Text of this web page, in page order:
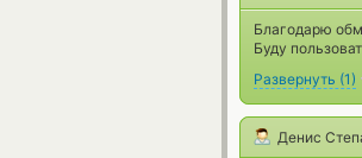
Благодарю
Буду
Развернуть (1)
Денис